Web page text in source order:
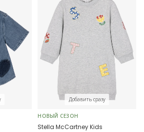
Добавить сразу
НОВЫЙ СЕЗОН
Stella McCartney Kids